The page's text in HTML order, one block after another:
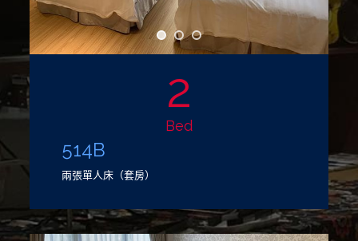
2
Bed
514B
兩張單人床（套房）